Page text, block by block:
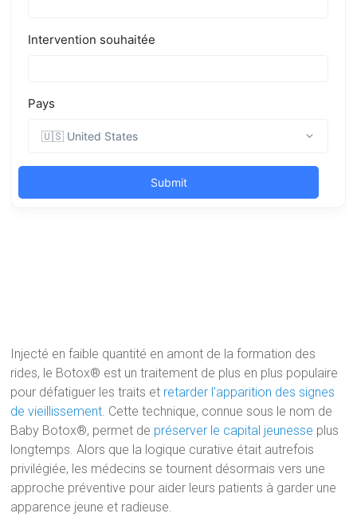
Injecté en faible quantité en amont de la formation des
rides, le Botox® est un traitement de plus en plus populaire
pour défatiguer les traits et retarder l’apparition des signes
de vieillissement. Cette technique, connue sous le nom de
Baby Botox®, permet de préserver le capital jeunesse plus
longtemps. Alors que la logique curative était autrefois
privilégiée, les médecins se tournent désormais vers une
approche préventive pour aider leurs patients à garder une
apparence jeune et radieuse.